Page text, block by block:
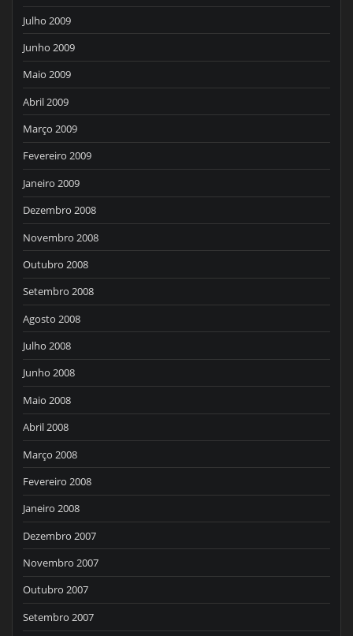
Julho 2009
Junho 2009
Maio 2009
Abril 2009
Março 2009
Fevereiro 2009
Janeiro 2009
Dezembro 2008
Novembro 2008
Outubro 2008
Setembro 2008
Agosto 2008
Julho 2008
Junho 2008
Maio 2008
Abril 2008
Março 2008
Fevereiro 2008
Janeiro 2008
Dezembro 2007
Novembro 2007
Outubro 2007
Setembro 2007